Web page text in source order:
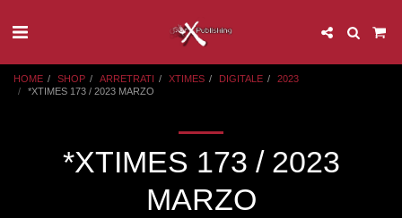
HOME SHOP ARRETRATI XTIMES DIGITALE
2023
*XTIMES 173 / 2023 MARZO
*XTIMES 173 / 2023
MARZO